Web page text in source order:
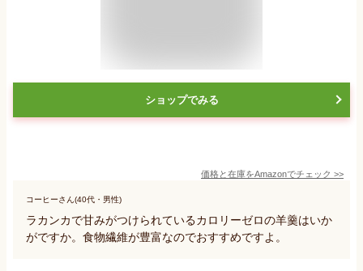
ショップでみる
価格と在庫をAmazonでチェック >>
コーヒーさん(40代・男性)
ラカンカで甘みがつけられているカロリーゼロの羊羹はいか
がですか。食物繊維が豊富なのでおすすめですよ。